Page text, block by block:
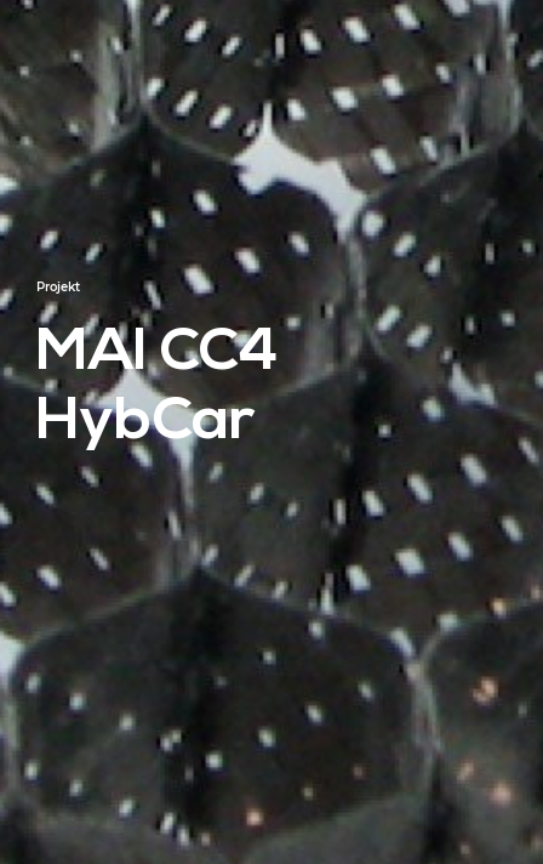
Projekt
MAI CC4
HybCar